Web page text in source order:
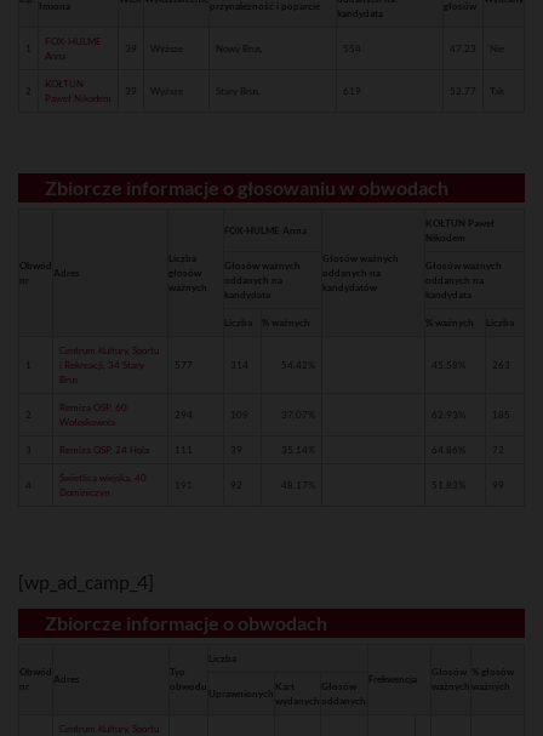
Imiona
przynależność i poparcie
kandydata
głosów
1
FOX-HULME
Anna
Wyższe Nowy Brus, 554 47.23 Nie
2
KOŁTUN
Paweł Nikodem
Wyższe Stary Brus, 619 52.77 Tak
Zbiorcze informacje o głosowaniu w obwodach
Obwód
nr
Adres
Liczba
głosów
ważnych
FOX-HULME Anna
Głosów ważnych
oddanych na
kandydatów
KOŁTUN Paweł
Nikodem
Głosów ważnych
oddanych na
kandydata
Głosów ważnych
oddanych na
kandydata
Liczba % ważnych % ważnych Liczba
1
Centrum Kultury, Sportu
i Rekreacji, 34 Stary
Brus
577 314 54.42% 45.58% 263
2
Remiza OSP, 60
Wołoskowola
294 109 37.07% 62.93% 185
Remiza OSP, 24 Hola 111 35.14% 64.86% 72
4
Świetlica wiejska, 40
Dominiczyn
191 92 48.17% 51.83%
[wp_ad_camp_4]
Zbiorcze informacje o obwodach
Obwód
nr
Adres
Typ
obwodu
Liczba
Frekwencja
Głosów
ważnych
% głosów
ważnych
Uprawnionych
Kart
wydanych
Głosów
oddanych
Centrum Kultury, Sportu